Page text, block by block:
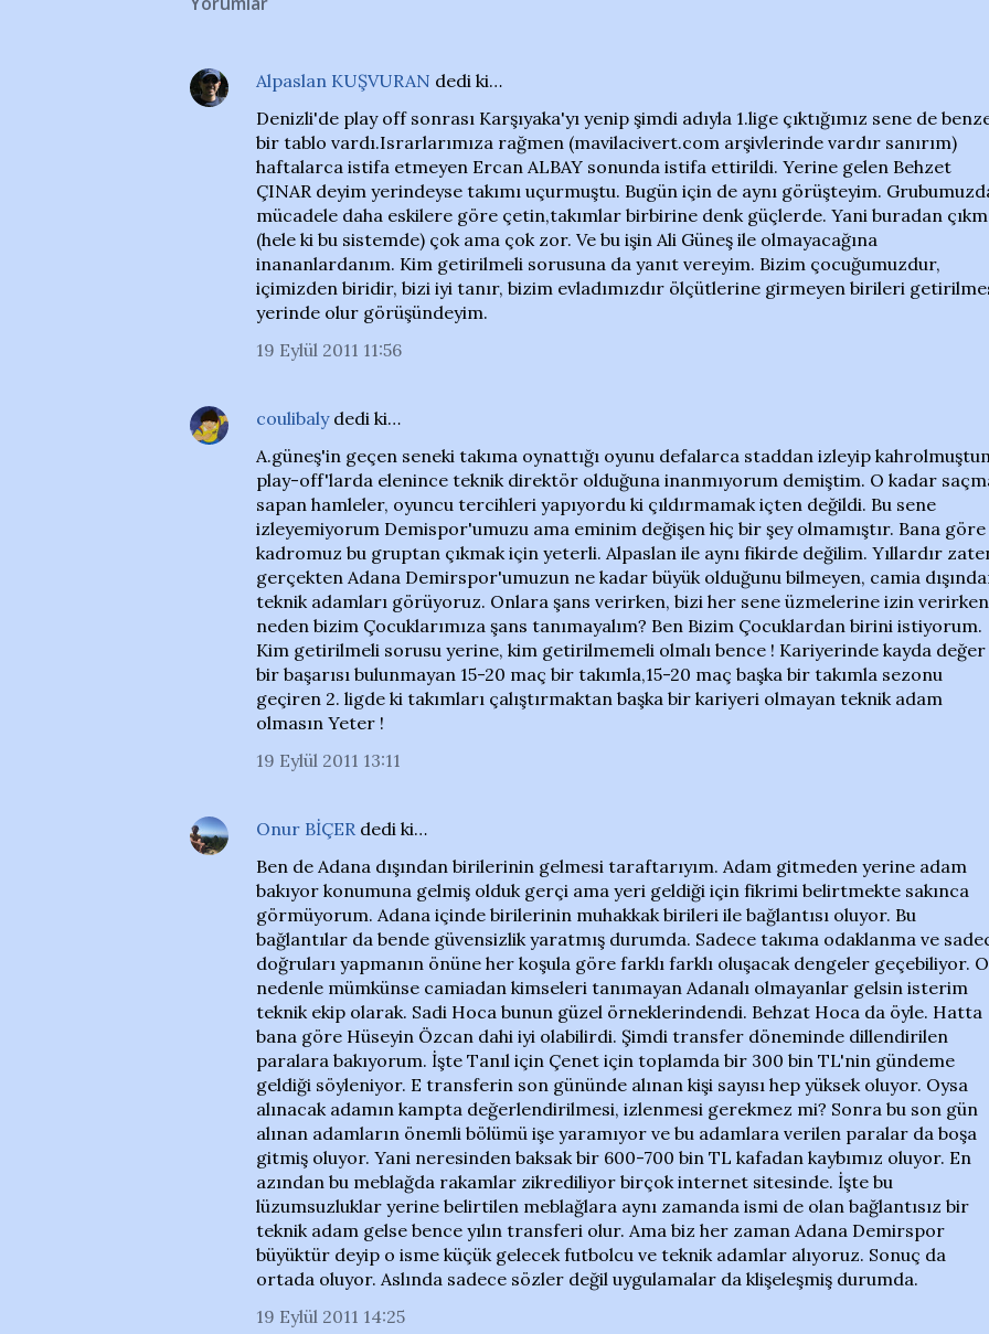
Alpaslan KUŞVURAN dedi ki…
Denizli'de play off sonrası Karşıyaka'yı yenip şimdi adıyla 1.lige çıktığımız sene de
bir tablo vardı.Israrlarımıza rağmen (mavilacivert.com arşivlerinde vardır sanırım)
haftalarca istifa etmeyen Ercan ALBAY sonunda istifa ettirildi. Yerine gelen Behzet
ÇINAR deyim yerindeyse takımı uçurmuştu. Bugün için de aynı görüşteyim.
mücadele daha eskilere göre çetin,takımlar birbirine denk güçlerde. Yani buradan
(hele ki bu sistemde) çok ama çok zor. Ve bu işin Ali Güneş ile olmayacağına
inananlardanım. Kim getirilmeli sorusuna da yanıt vereyim. Bizim çocuğumuzdur,
içimizden biridir, bizi iyi tanır, bizim evladımızdır ölçütlerine girmeyen birileri
yerinde olur görüşündeyim.
19 Eylül 2011 11:56
coulibalydedi ki…
A.güneş'in geçen seneki takıma oynattığı oyunu defalarca staddan izleyip
play-off'larda elenince teknik direktör olduğuna inanmıyorum demiştim. O kadar
sapan hamleler, oyuncu tercihleri yapıyordu ki çıldırmamak içten değildi. Bu sene
izleyemiyorum Demispor'umuzu ama eminim değişen hiç bir şey olmamıştır. Bana göre
kadromuz bu gruptan çıkmak için yeterli. Alpaslan ile aynı fikirde değilim. Yıllardır
gerçekten Adana Demirspor'umuzun ne kadar büyük olduğunu bilmeyen, camia
teknik adamları görüyoruz. Onlara şans verirken, bizi her sene üzmelerine izin verirken
neden bizim Çocuklarımıza şans tanımayalım? Ben Bizim Çocuklardan birini istiyorum.
Kim getirilmeli sorusu yerine, kim getirilmemeli olmalı bence ! Kariyerinde kayda değer
bir başarısı bulunmayan 15-20 maç bir takımla,15-20 maç başka bir takımla sezonu
geçiren 2. ligde ki takımları çalıştırmaktan başka bir kariyeri olmayan teknik adam
olmasın Yeter !
19 Eylül 2011 13:11
Onur BİÇER dedi ki…
Ben de Adana dışından birilerinin gelmesi taraftarıyım. Adam gitmeden yerine adam
bakıyor konumuna gelmiş olduk gerçi ama yeri geldiği için fikrimi belirtmekte sakınca
görmüyorum. Adana içinde birilerinin muhakkak birileri ile bağlantısı oluyor. Bu
bağlantılar da bende güvensizlik yaratmış durumda. Sadece takıma odaklanma ve
doğruları yapmanın önüne her koşula göre farklı farklı oluşacak dengeler geçebiliyor. O
nedenle mümkünse camiadan kimseleri tanımayan Adanalı olmayanlar gelsin isterim
teknik ekip olarak. Sadi Hoca bunun güzel örneklerindendi. Behzat Hoca da öyle. Hatta
bana göre Hüseyin Özcan dahi iyi olabilirdi. Şimdi transfer döneminde dillendirilen
paralara bakıyorum. İşte Tanıl için Çenet için toplamda bir 300 bin TL'nin gündeme
geldiği söyleniyor. E transferin son gününde alınan kişi sayısı hep yüksek oluyor. Oysa
alınacak adamın kampta değerlendirilmesi, izlenmesi gerekmez mi? Sonra bu son gün
alınan adamların önemli bölümü işe yaramıyor ve bu adamlara verilen paralar da boşa
gitmiş oluyor. Yani neresinden baksak bir 600-700 bin TL kafadan kaybımız oluyor. En
azından bu meblağda rakamlar zikrediliyor birçok internet sitesinde. İşte bu
lüzumsuzluklar yerine belirtilen meblağlara aynı zamanda ismi de olan bağlantısız bir
teknik adam gelse bence yılın transferi olur. Ama biz her zaman Adana Demirspor
büyüktür deyip o isme küçük gelecek futbolcu ve teknik adamlar alıyoruz. Sonuç da
ortada oluyor. Aslında sadece sözler değil uygulamalar da klişeleşmiş durumda.
19 Eylül 2011 14:25